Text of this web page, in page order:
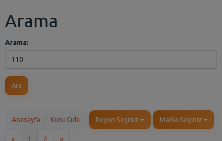
Arama
Arama:
Ara
Anasayfa Kuru Gıda Reyon Seçiniz Marka Seçiniz
« 1 2 »Son